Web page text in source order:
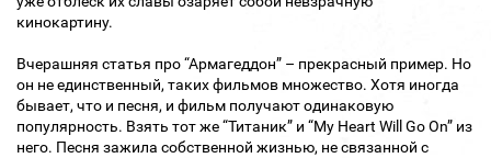
кинокартину.
Вчерашняя статья про “Армагеддон” – прекрасный пример. Но
он не единственный, таких фильмов множество. Хотя иногда
бывает, что и песня, и фильм получают одинаковую
популярность. Взять тот же “Титаник” и “My Heart Will Go On” из
него. Песня зажила собственной жизнью, не связанной с